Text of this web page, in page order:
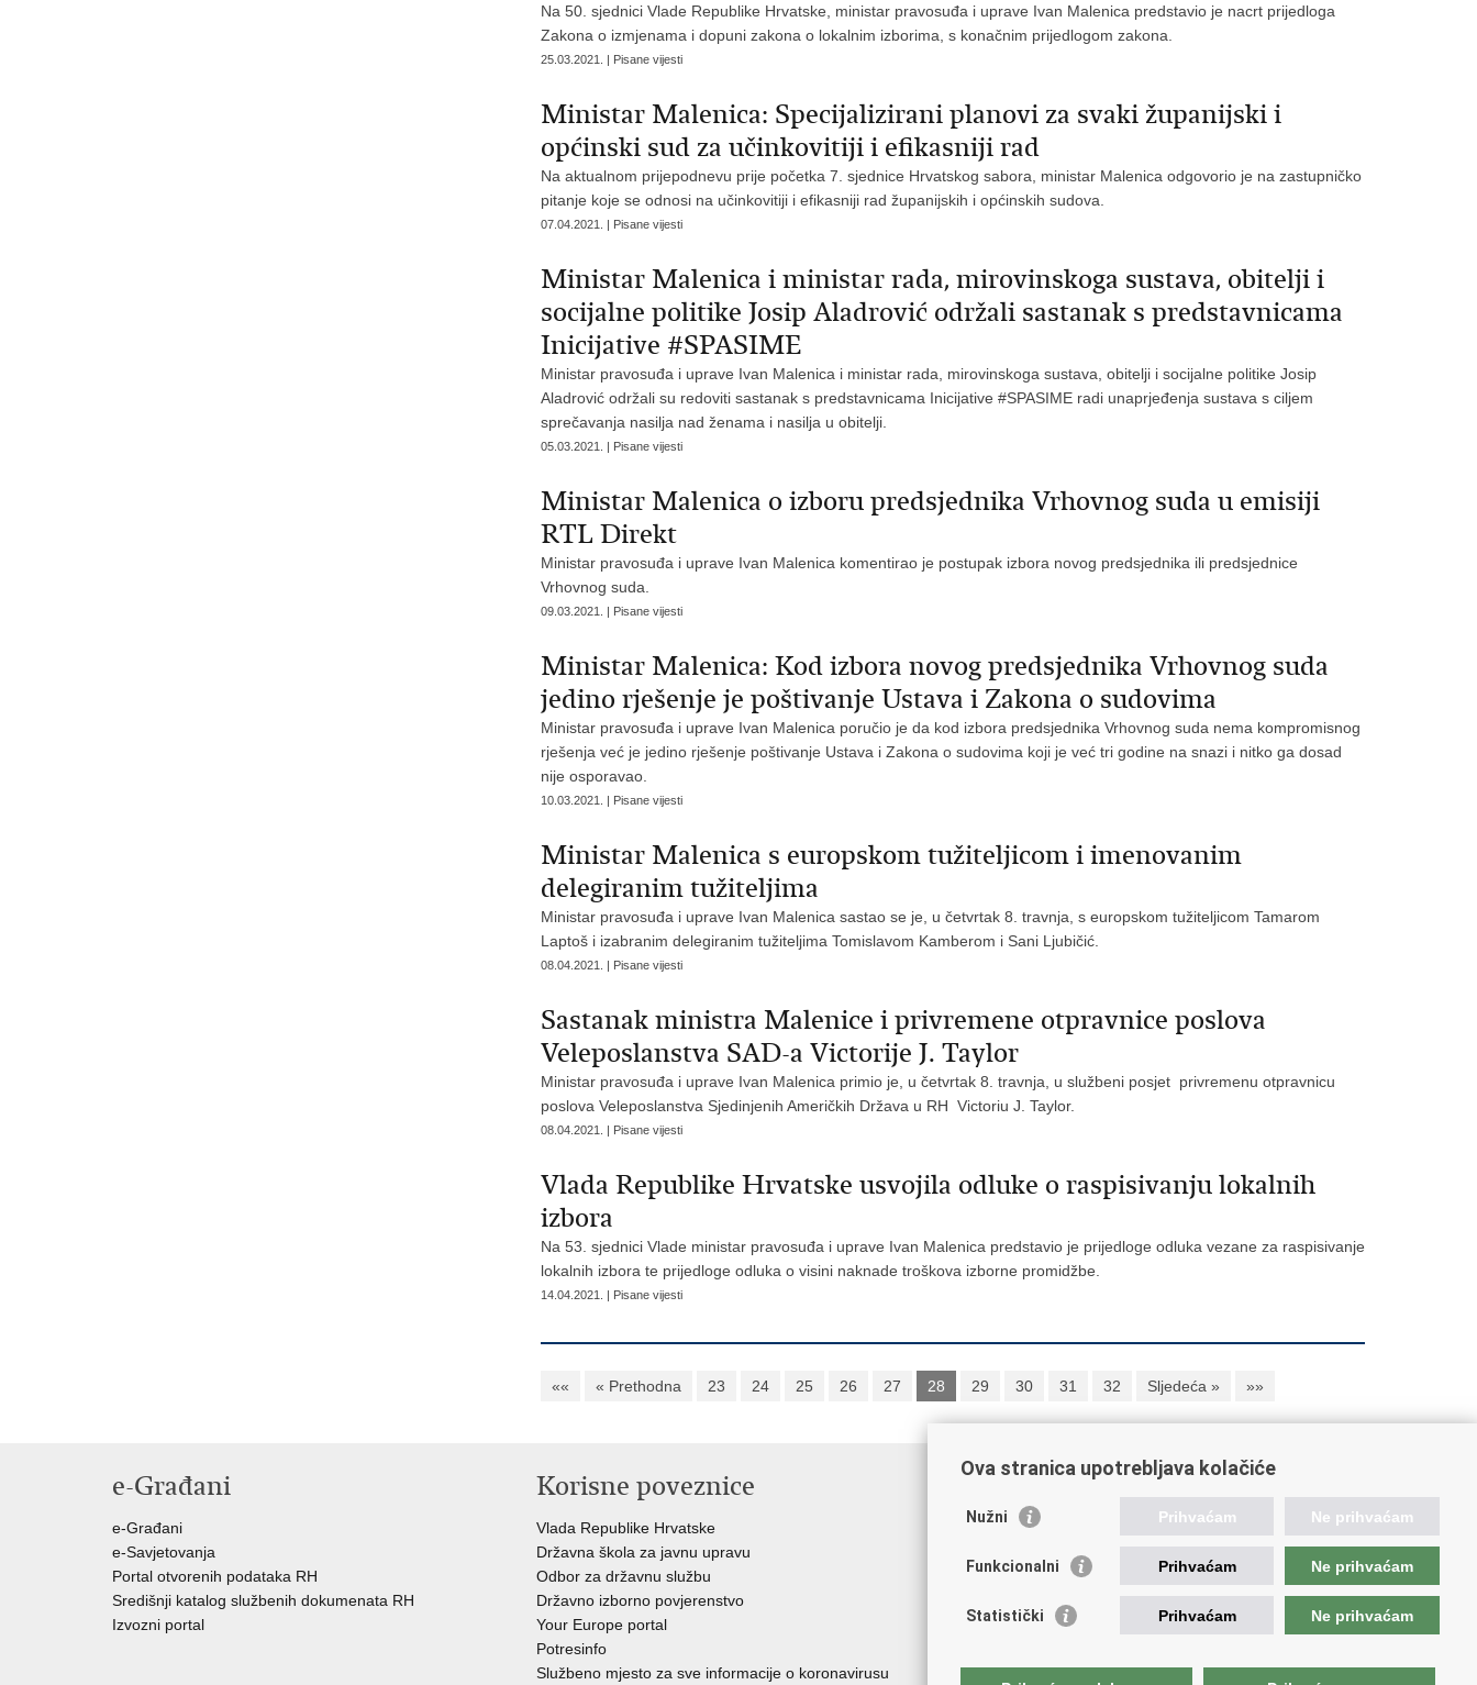
Na 50. sjednici Vlade Republike Hrvatske, ministar pravosuđa i uprave Ivan Malenica predstavio je nacrt prijedloga
Zakona o izmjenama i dopuni zakona o lokalnim izborima, s konačnim prijedlogom zakona.
25.03.2021. | Pisane vijesti
Ministar Malenica: Specijalizirani planovi za svaki županijski i
općinski sud za učinkovitiji i efikasniji rad
Na aktualnom prijepodnevu prije početka 7. sjednice Hrvatskog sabora, ministar Malenica odgovorio je na zastupničko
pitanje koje se odnosi na učinkovitiji i efikasniji rad županijskih i općinskih sudova.
07.04.2021. | Pisane vijesti
Ministar Malenica i ministar rada, mirovinskoga sustava, obitelji i
socijalne politike Josip Aladrović održali sastanak s predstavnicama
Inicijative #SPASIME
Ministar pravosuđa i uprave Ivan Malenica i ministar rada, mirovinskoga sustava, obitelji i socijalne politike Josip
Aladrović održali su redoviti sastanak s predstavnicama Inicijative #SPASIME radi unaprjeđenja sustava s ciljem
sprečavanja nasilja nad ženama i nasilja u obitelji.
05.03.2021. | Pisane vijesti
Ministar Malenica o izboru predsjednika Vrhovnog suda u emisiji
RTL Direkt
Ministar pravosuđa i uprave Ivan Malenica komentirao je postupak izbora novog predsjednika ili predsjednice
Vrhovnog suda.
09.03.2021. | Pisane vijesti
Ministar Malenica: Kod izbora novog predsjednika Vrhovnog suda
jedino rješenje je poštivanje Ustava i Zakona o sudovima
Ministar pravosuđa i uprave Ivan Malenica poručio je da kod izbora predsjednika Vrhovnog suda nema kompromisnog
rješenja već je jedino rješenje poštivanje Ustava i Zakona o sudovima koji je već tri godine na snazi i nitko ga dosad
nije osporavao.
10.03.2021. | Pisane vijesti
Ministar Malenica s europskom tužiteljicom i imenovanim
delegiranim tužiteljima
Ministar pravosuđa i uprave Ivan Malenica sastao se je, u četvrtak 8. travnja, s europskom tužiteljicom Tamarom
Laptoš i izabranim delegiranim tužiteljima Tomislavom Kamberom i Sani Ljubičić.
08.04.2021. | Pisane vijesti
Sastanak ministra Malenice i privremene otpravnice poslova
Veleposlanstva SAD-a Victorije J. Taylor
Ministar pravosuđa i uprave Ivan Malenica primio je, u četvrtak 8. travnja, u službeni posjet privremenu otpravnicu
poslova Veleposlanstva Sjedinjenih Američkih Država u RH Victoriu J. Taylor.
08.04.2021. | Pisane vijesti
Vlada Republike Hrvatske usvojila odluke o raspisivanju lokalnih
izbora
Na 53. sjednici Vlade ministar pravosuđa i uprave Ivan Malenica predstavio je prijedloge odluka vezane za raspisivanje
lokalnih izbora te prijedloge odluka o visini naknade troškova izborne promidžbe.
14.04.2021. | Pisane vijesti
«« « Prethodna 23 24 25 26 27 28 29 30 31 32 Sljedeća » »»
e-Građani
e-Građani
e-Savjetovanja
Portal otvorenih podataka RH
Središnji katalog službenih dokumenata RH
Izvozni portal
Korisne poveznice
Vlada Republike Hrvatske
Državna škola za javnu upravu
Odbor za državnu službu
Državno izborno povjerenstvo
Your Europe portal
Potresinfo
Službeno mjesto za sve informacije o koronavirusu
Poveznice pravosudnog sustava
Portal sudova
Državno odvjetništvo
Ured za suzbijanje korupcije i organiziranog kriminaliteta
Državnoodvjetničko vijeće
Hrvatska odvjetnička komora
Ova stranica upotrebljava kolačiće
Nužni Prihvaćam Ne prihvaćam
Funkcionalni Prihvaćam Ne prihvaćam
Statistički Prihvaćam Ne prihvaćam